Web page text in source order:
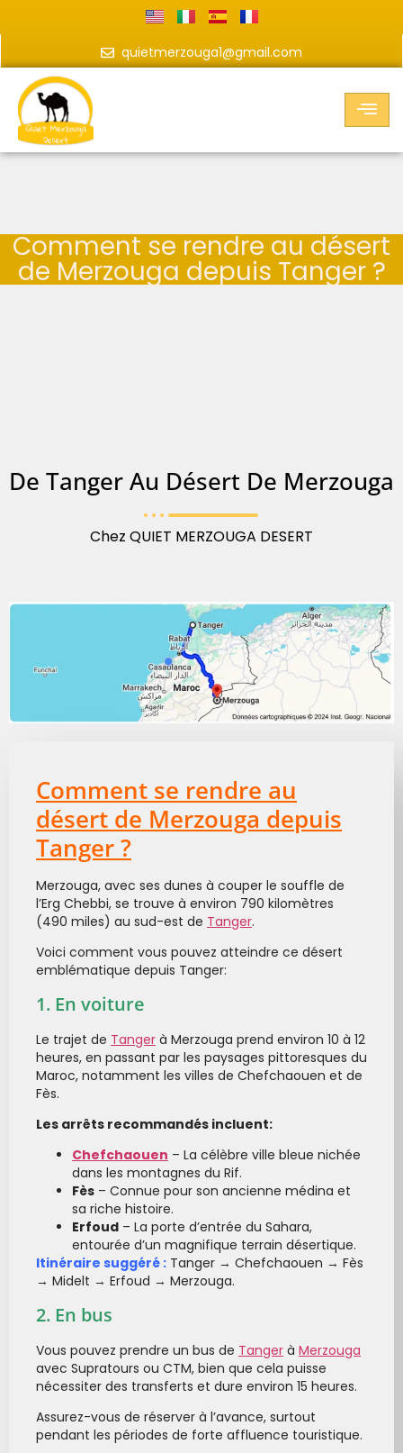
quietmerzouga1@gmail.com
Comment se rendre au désert
de Merzouga depuis Tanger ?
De Tanger Au Désert De Merzouga
Chez QUIET MERZOUGA DESERT
Comment se rendre au
désert de Merzouga depuis
Tanger ?
Merzouga, avec ses dunes à couper le souffle de
l’Erg Chebbi, se trouve à environ 790 kilomètres
(490 miles) au sud-est de Tanger.
Voici comment vous pouvez atteindre ce désert
emblématique depuis Tanger:
1. En voiture
Le trajet de Tanger à Merzouga prend environ 10 à 12
heures, en passant par les paysages pittoresques du
Maroc, notamment les villes de Chefchaouen et de
Fès.
Les arrêts recommandés incluent:
Chefchaouen – La célèbre ville bleue nichée
dans les montagnes du Rif.
Fès – Connue pour son ancienne médina et
sa riche histoire.
Erfoud – La porte d’entrée du Sahara,
entourée d’un magnifique terrain désertique.
Itinéraire suggéré : Tanger → Chefchaouen → Fès
→ Midelt → Erfoud → Merzouga.
2. En bus
Vous pouvez prendre un bus de Tanger à Merzouga
avec Supratours ou CTM, bien que cela puisse
nécessiter des transferts et dure environ 15 heures.
Assurez-vous de réserver à l’avance, surtout
pendant les périodes de forte affluence touristique.